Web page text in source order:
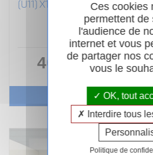
(U11) X1 XDRIVE25E 245CH (AB
Hybride 12/2023
53 643km
40 990 €
Voir le
Ces cookies
permettent de
l'audience de
internet et vous
de partager nos
vous le
OK, tout
Interdire tous
Politique de